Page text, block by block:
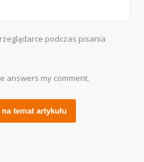
podczas pisania
answers my comment.